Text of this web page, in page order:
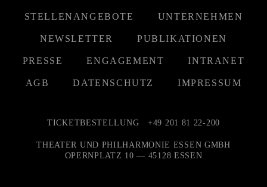
STELLENANGEBOTE UNTERNEHMEN
NEWSLETTER PUBLIKATIONEN
PRESSE ENGAGEMENT INTRANET
AGB DATENSCHUTZ IMPRESSUM
TICKETBESTELLUNG +49 201 81 22-200
THEATER UND PHILHARMONIE ESSEN GMBH
OPERNPLATZ 10 — 45128 ESSEN